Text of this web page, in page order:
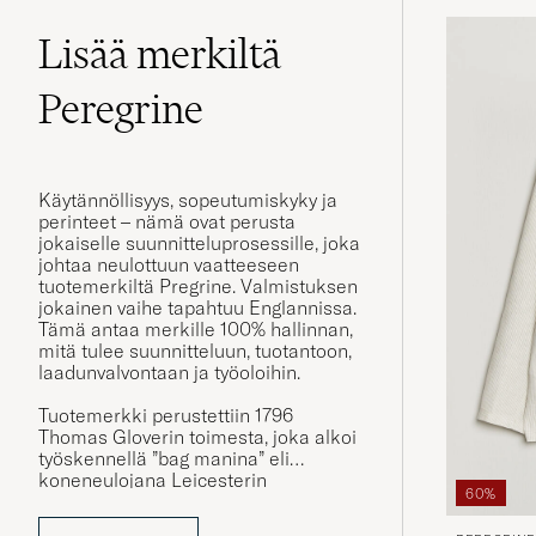
Lisää merkiltä
Peregrine
Käytännöllisyys, sopeutumiskyky ja
perinteet – nämä ovat perusta
jokaiselle suunnitteluprosessille, joka
johtaa neulottuun vaatteeseen
tuotemerkiltä Pregrine. Valmistuksen
jokainen vaihe tapahtuu Englannissa.
Tämä antaa merkille 100% hallinnan,
mitä tulee suunnitteluun, tuotantoon,
laadunvalvontaan ja työoloihin.
Tuotemerkki perustettiin 1796
Thomas Gloverin toimesta, joka alkoi
työskennellä ”bag manina” eli
koneneulojana Leicesterin
lopulla. Hänen kovan työnsä
60%